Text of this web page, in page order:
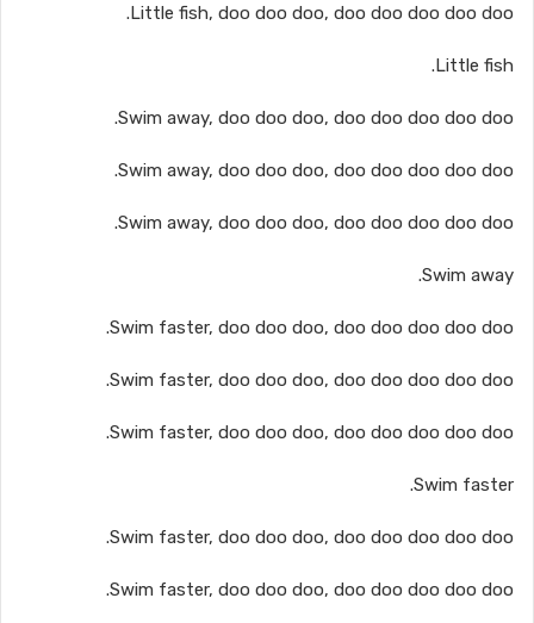
Little fish, doo doo doo, doo doo doo doo doo.
Little fish.
Swim away, doo doo doo, doo doo doo doo doo.
Swim away, doo doo doo, doo doo doo doo doo.
Swim away, doo doo doo, doo doo doo doo doo.
Swim away.
Swim faster, doo doo doo, doo doo doo doo doo.
Swim faster, doo doo doo, doo doo doo doo doo.
Swim faster, doo doo doo, doo doo doo doo doo.
Swim faster.
Swim faster, doo doo doo, doo doo doo doo doo.
Swim faster, doo doo doo, doo doo doo doo doo.